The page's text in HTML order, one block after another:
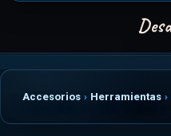
Accesorios Herramientas